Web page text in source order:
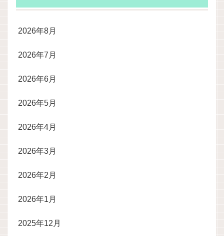
2026年8月
2026年7月
2026年6月
2026年5月
2026年4月
2026年3月
2026年2月
2026年1月
2025年12月